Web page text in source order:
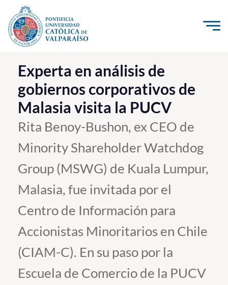
Click acá para ir directamente al contenido
La Universidad
Investigación, Creación e Innovación
PUCV Internacional
Vinculación con el Medio
Admisión
Pregrado
Estudiantes
Académicos
Experta en análisis de
gobiernos corporativos de
Malasia visita la PUCV
Rita Benoy-Bushon, ex CEO de
Minority Shareholder Watchdog
Group (MSWG) de Kuala Lumpur,
Malasia, fue invitada por el
Centro de Información para
Accionistas Minoritarios en Chile
(CIAM-C). En su paso por la
Escuela de Comercio de la PUCV